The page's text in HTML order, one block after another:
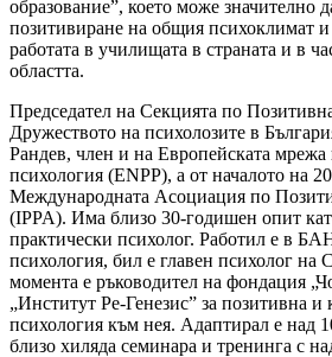
образование”, което може значително
позитивиране на общия психоклимат и
работата в училищата в страната и в
областта.
Председател на Секцията по
Дружеството на психолозите в
Рандев, член и на Европейската
психология (ENPP), а от началото на
Международната Асоциация по
(IPPA). Има близо 30-годишен опит
практически психолог. Работил е в
психология, бил е главен психолог на
момента е ръководител на фондация
„Институт Ре-Генезис” за позитивна и
психология към нея. Адаптирал е над
близо хиляда семинара и тренинга с